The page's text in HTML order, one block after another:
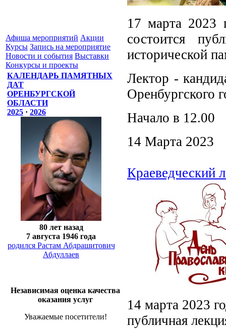
Афиша мероприятий Акции
Курсы Запись на мероприятие
Новости и события Выставки
Конкурсы и проекты
КАЛЕНДАРЬ ПАМЯТНЫХ
ДАТ
ОРЕНБУРГСКОЙ
ОБЛАСТИ
2025 · 2026
80 лет назад
7 августа 1946 года
родился Растам Абдрашитович
Абдуллаев
Независимая оценка качества
оказания услуг
Уважаемые посетители!
17 марта 2023
состоится
исторической
Лектор -
Оренбургского
Начало в 12.00
14 Марта 2023
Краеведческий
14 марта 2023
публичная